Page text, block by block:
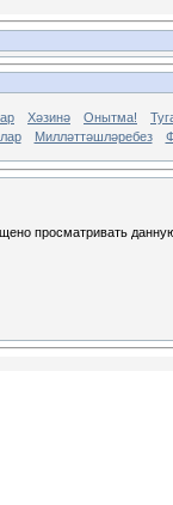
Хәзинә Онытма!
Милләттәшләребез
просматривать